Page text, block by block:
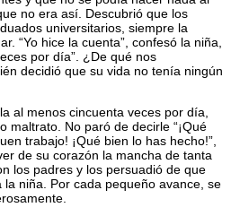
no era así. Descubrió que los
universitarios, siempre la
“Yo hice la cuenta”, confesó la niña,
por día”. ¿De qué nos
decidió que su vida no tenía ningún
al menos cincuenta veces por día,
maltrato. No paró de decirle “¡Qué
trabajo! ¡Qué bien lo has hecho!”,
de su corazón la mancha de tanta
los padres y los persuadió de que
niña. Por cada pequeño avance, se